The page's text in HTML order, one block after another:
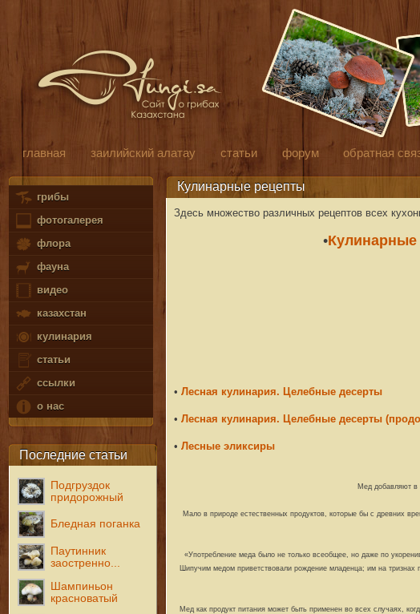
главная заилийский алатау статьи форум обратная
грибы
фотогалерея
флора
фауна
видео
казахстан
кулинария
статьи
ссылки
о нас
Последние статьи
Подгруздок
придорожный
Бледная поганка
Паутинник
заостренно...
Шампиньон
красноватый
Кулинарные рецепты
Здесь множество различных рецептов всех
•
• Лесная кулинария. Целебные десерты
• Лесная кулинария. Целебные десерты
• Лесные эликсиры
Мед добавляют в
Мало в природе естественных продуктов, которые бы с древних
«Употребление меда было не только всеобщее, но даже по
Шипучим медом приветствовали рождение младенца; им на тризнах
Мед как продукт питания может быть применен во всех случаях,